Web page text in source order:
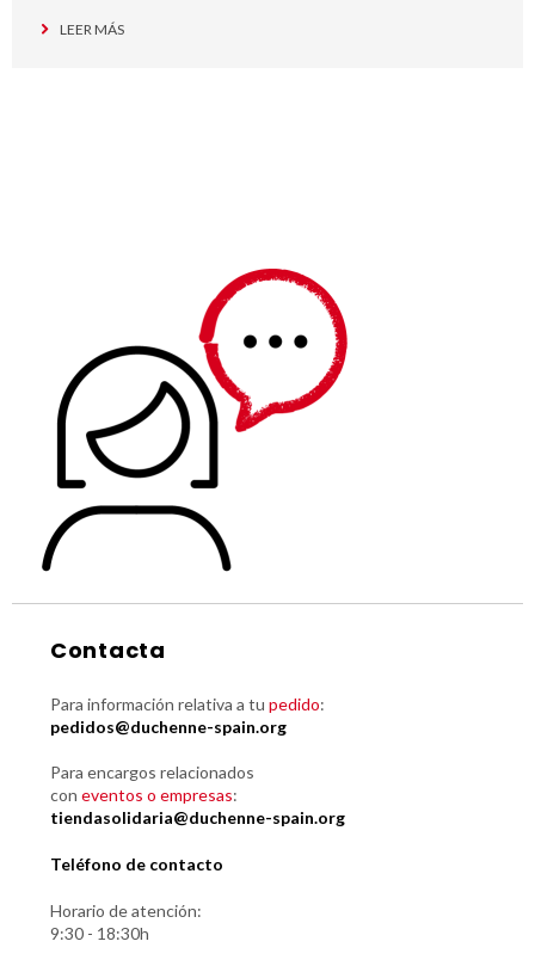
LEER MÁS
Contacta
Para información relativa a tu pedido:
pedidos@duchenne-spain.org
Para encargos relacionados
con eventos o empresas:
tiendasolidaria@duchenne-spain.org
Teléfono de contacto
Horario de atención:
9:30 - 18:30h